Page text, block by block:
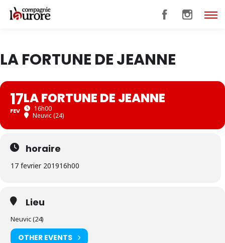
LA FORTUNE DE JEANNE
17
FEV
LA FORTUNE DE JEANNE
16h00
Neuvic (24)
horaire
17 fevrier 201916h00
Lieu
Neuvic (24)
OTHER EVENTS